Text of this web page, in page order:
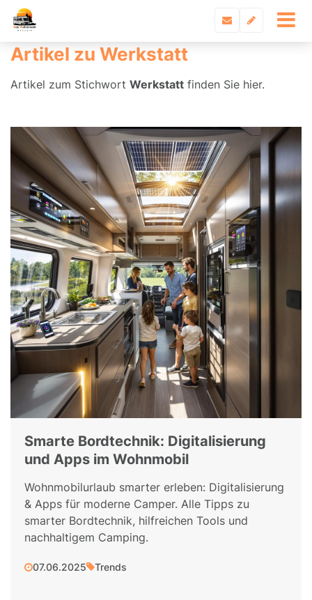
Artikel zu Werkstatt
Artikel zum Stichwort Werkstatt finden Sie hier.
Smarte Bordtechnik: Digitalisierung
und Apps im Wohnmobil
Wohnmobilurlaub smarter erleben: Digitalisierung
& Apps für moderne Camper. Alle Tipps zu
smarter Bordtechnik, hilfreichen Tools und
nachhaltigem Camping.
07.06.2025 Trends